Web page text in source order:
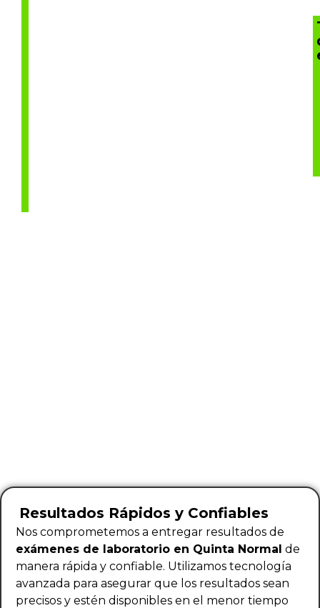
Resultados Rápidos y Confiables
Nos comprometemos a entregar resultados de
exámenes de laboratorio en Quinta Normal de
manera rápida y confiable. Utilizamos tecnología
avanzada para asegurar que los resultados sean
precisos y estén disponibles en el menor tiempo